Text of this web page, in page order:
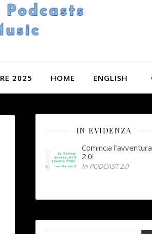
2025 HOME ENGLISH
IN EVIDENZA
Comincia l’avventura
2.0!
In PODCAST 2.0